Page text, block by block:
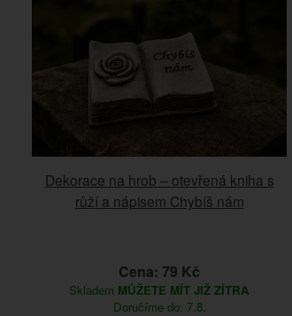
Dekorace na hrob – otevřená kniha s
růží a nápisem Chybíš nám
Cena: 79 Kč
Skladem MŮŽETE MÍT JIŽ ZÍTRA
Doručíme do: 7.8.